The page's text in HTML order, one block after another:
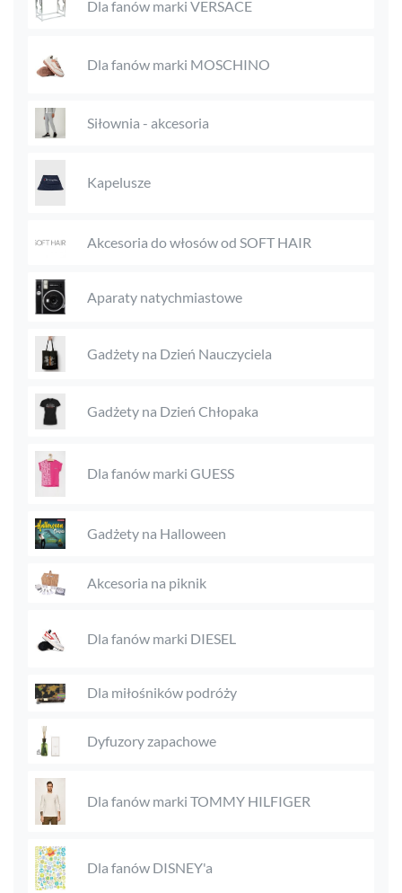
Dla fanów marki VERSACE
Dla fanów marki MOSCHINO
Siłownia - akcesoria
Kapelusze
Akcesoria do włosów od SOFT HAIR
Aparaty natychmiastowe
Gadżety na Dzień Nauczyciela
Gadżety na Dzień Chłopaka
Dla fanów marki GUESS
Gadżety na Halloween
Akcesoria na piknik
Dla fanów marki DIESEL
Dla miłośników podróży
Dyfuzory zapachowe
Dla fanów marki TOMMY HILFIGER
Dla fanów DISNEY'a